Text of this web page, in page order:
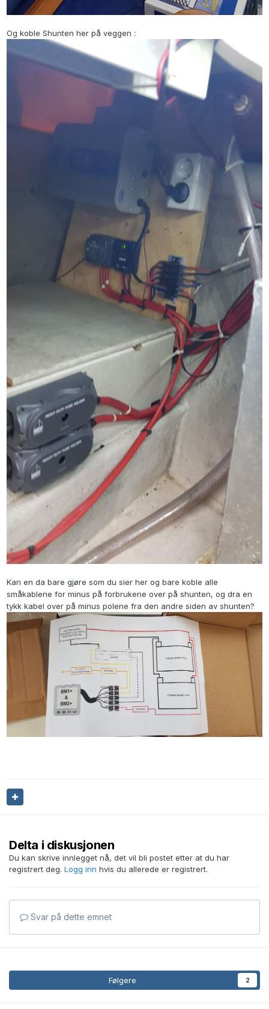
Og koble Shunten her på veggen :
Kan en da bare gjøre som du sier her og bare koble alle
småkablene for minus på forbrukene over på shunten, og dra en
tykk kabel over på minus polene fra den andre siden av shunten?
Delta i diskusjonen
Du kan skrive innlegget nå, det vil bli postet etter at du har
registrert deg. Logg inn hvis du allerede er registrert.
Svar på dette emnet
Følgere 2